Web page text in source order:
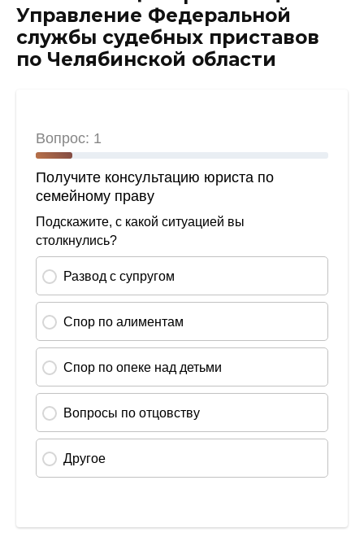
Управление Федеральной
службы судебных приставов
по Челябинской области